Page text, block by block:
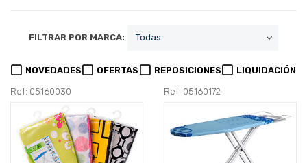
FILTRAR POR MARCA:
NOVEDADES OFERTAS REPOSICIONES LIQUIDACIÓN
Ref: 05160030 Ref: 05160172